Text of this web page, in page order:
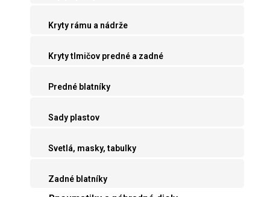
Kryty rámu a nádrže
Kryty tlmičov predné a zadné
Predné blatníky
Sady plastov
Svetlá, masky, tabulky
Zadné blatníky